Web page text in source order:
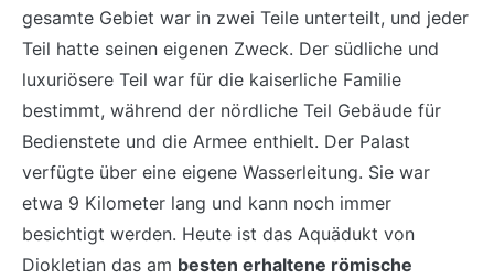
gesamte Gebiet war in zwei Teile unterteilt, und jeder
Teil hatte seinen eigenen Zweck. Der südliche und
luxuriösere Teil war für die kaiserliche Familie
bestimmt, während der nördliche Teil Gebäude für
Bedienstete und die Armee enthielt. Der Palast
verfügte über eine eigene Wasserleitung. Sie war
etwa 9 Kilometer lang und kann noch immer
besichtigt werden. Heute ist das Aquädukt von
Diokletian das am besten erhaltene römische